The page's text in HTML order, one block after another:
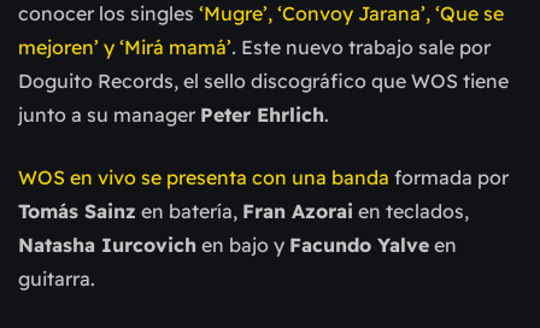
conocer los singles ‘Mugre’, ‘Convoy Jarana’, ‘Que se
mejoren’ y ‘Mirá mamá’. Este nuevo trabajo sale por
Doguito Records, el sello discográfico que WOS tiene
junto a su manager Peter Ehrlich.
WOS en vivo se presenta con una banda formada por
Tomás Sainz en batería, Fran Azorai en teclados,
Natasha Iurcovich en bajo y Facundo Yalve en
guitarra.